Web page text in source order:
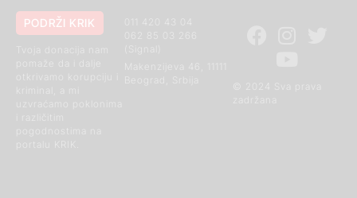
© 2024 Sva prava
011 420 43 04
Makenzijeva 46, 11111
PODRŽI KRIK
otkrivamo korupciju i
kriminal, a mi
uzvraćamo poklonima
i različitim
pogodnostima na
portalu KRIK.